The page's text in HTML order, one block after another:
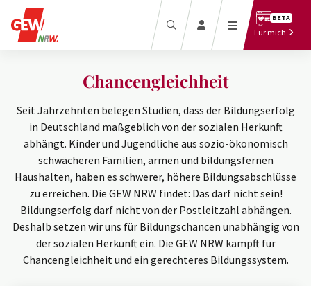
BETA
Für mich
werden
Mitglied werben
Mitglieder-Login
Beratung
Termine
Presse
Bildungslexikon
Online-Shop
Recht
Bezahlung
Beamt*innen
Mitgliedermagazin
Pressebereich
Chancengleichheit
Seit Jahrzehnten belegen Studien, dass der Bildungserfolg
in Deutschland maßgeblich von der sozialen Herkunft
abhängt. Kinder und Jugendliche aus sozio-ökonomisch
schwächeren Familien, armen und bildungsfernen
Haushalten, haben es schwerer, höhere Bildungsabschlüsse
zu erreichen. Die GEW NRW findet: Das darf nicht sein!
Bildungserfolg darf nicht von der Postleitzahl abhängen.
Deshalb setzen wir uns für Bildungschancen unabhängig von
der sozialen Herkunft ein. Die GEW NRW kämpft für
Chancengleichheit und ein gerechteres Bildungssystem.